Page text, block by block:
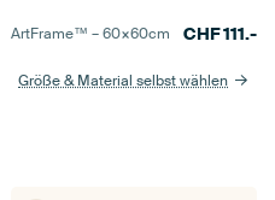
ArtFrame™ –60×60cm CHF111.-
Größe & Material selbst wählen